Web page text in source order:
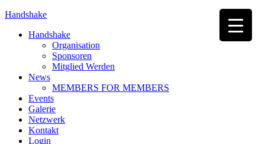
Handshake
Handshake
Organisation
Sponsoren
Mitglied Werden
News
MEMBERS FOR MEMBERS
Events
Galerie
Netzwerk
Kontakt
Login